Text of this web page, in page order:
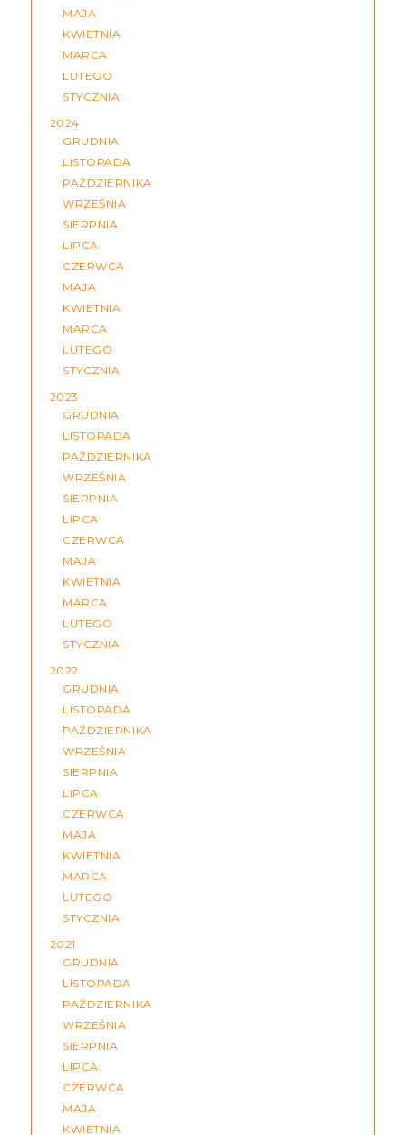
MAJA
KWIETNIA
MARCA
LUTEGO
STYCZNIA
2024
GRUDNIA
LISTOPADA
PAŹDZIERNIKA
WRZEŚNIA
SIERPNIA
LIPCA
CZERWCA
MAJA
KWIETNIA
MARCA
LUTEGO
STYCZNIA
2023
GRUDNIA
LISTOPADA
PAŹDZIERNIKA
WRZEŚNIA
SIERPNIA
LIPCA
CZERWCA
MAJA
KWIETNIA
MARCA
LUTEGO
STYCZNIA
2022
GRUDNIA
LISTOPADA
PAŹDZIERNIKA
WRZEŚNIA
SIERPNIA
LIPCA
CZERWCA
MAJA
KWIETNIA
MARCA
LUTEGO
STYCZNIA
2021
GRUDNIA
LISTOPADA
PAŹDZIERNIKA
WRZEŚNIA
SIERPNIA
LIPCA
CZERWCA
MAJA
KWIETNIA